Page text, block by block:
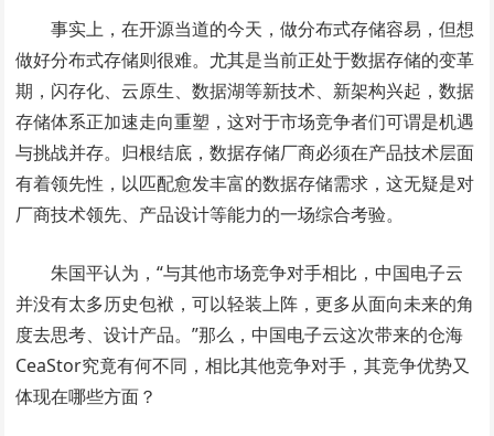
事实上，在开源当道的今天，做分布式存储容易，但想
做好分布式存储则很难。尤其是当前正处于数据存储的变革
期，闪存化、云原生、数据湖等新技术、新架构兴起，数据
存储体系正加速走向重塑，这对于市场竞争者们可谓是机遇
与挑战并存。归根结底，数据存储厂商必须在产品技术层面
有着领先性，以匹配愈发丰富的数据存储需求，这无疑是对
厂商技术领先、产品设计等能力的一场综合考验。
朱国平认为，“与其他市场竞争对手相比，中国电子云
并没有太多历史包袱，可以轻装上阵，更多从面向未来的角
度去思考、设计产品。”那么，中国电子云这次带来的仓海
CeaStor究竟有何不同，相比其他竞争对手，其竞争优势又
体现在哪些方面？